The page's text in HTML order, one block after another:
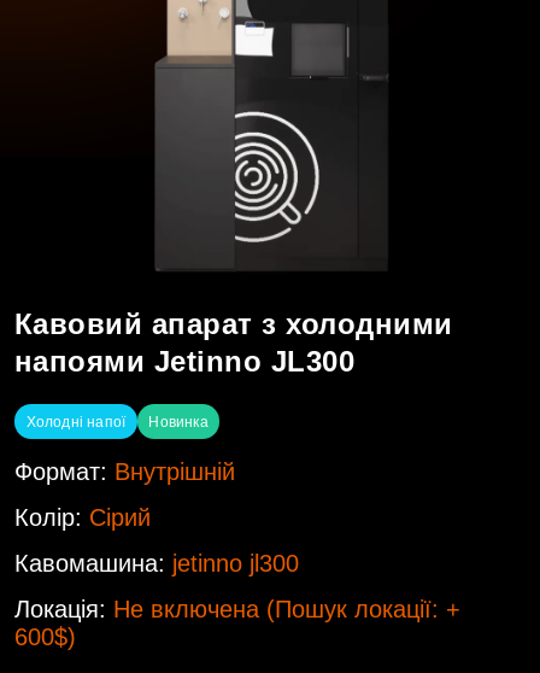
Кавовий апарат з холодними
напоями Jetinno JL300
Холодні напої Новинка
Формат: Внутрішній
Колір: Сірий
Кавомашина: jetinno jl300
Локація: Не включена (Пошук локації: +
600$)